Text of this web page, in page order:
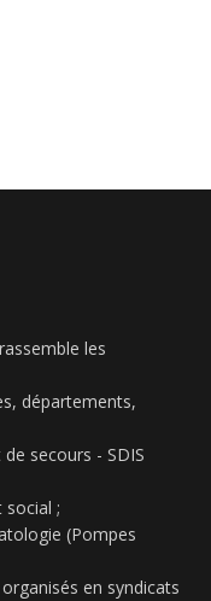
les
départements,
secours - SDIS
social ;
(Pompes
en syndicats